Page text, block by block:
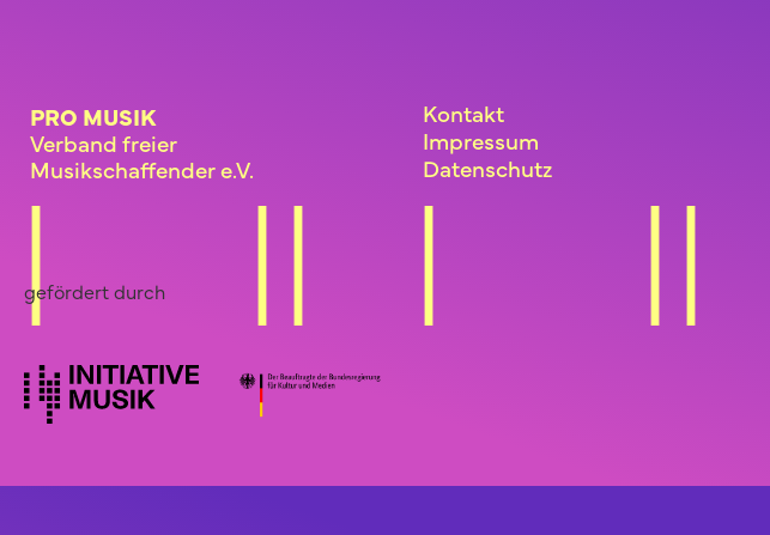
PRO MUSIK
Verband freier
Musikschaffender e.V.
Kontakt
Impressum
Datenschutz
gefördert durch